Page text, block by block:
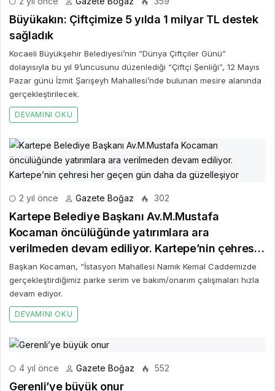
Büyükakın: Çiftçimize 5 yılda 1 milyar TL destek
sağladık
Kocaeli Büyükşehir Belediyesi’nin “Dünya Çiftçiler Günü”
dolayısıyla bu yıl 9’uncusunu düzenlediği “Çiftçi Şenliği”, 12 Mayıs
Pazar günü İzmit Şarışeyh Mahallesi’nde bulunan mesire alanında
gerçekleştirilecek.
DEVAMINI OKU
2 yıl önce Gazete Boğaz 302
Kartepe Belediye Başkanı Av.M.Mustafa
Kocaman öncülüğünde yatırımlara ara
verilmeden devam ediliyor. Kartepe’nin çehresi
her geçen gün daha da güzelleşiyor
Başkan Kocaman, “İstasyon Mahallesi Namık Kemal Caddemizde
gerçekleştirdiğimiz parke serim ve bakım/onarım çalışmaları hızla
devam ediyor.
DEVAMINI OKU
4 yıl önce Gazete Boğaz 552
Gerenli’ye büyük onur